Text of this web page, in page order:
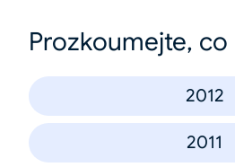
Prozkoumejte,
2012
2011